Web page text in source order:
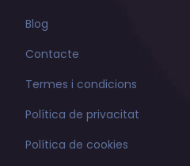
Blog
Contacte
Termes i condicions
Política de privacitat
Política de cookies